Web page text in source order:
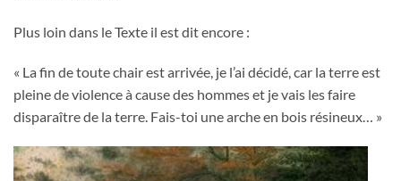
Plus loin dans le Texte il est dit encore :
« La fin de toute chair est arrivée, je l’ai décidé, car la terre est
pleine de violence à cause des hommes et je vais les faire
disparaître de la terre. Fais-toi une arche en bois résineux… »